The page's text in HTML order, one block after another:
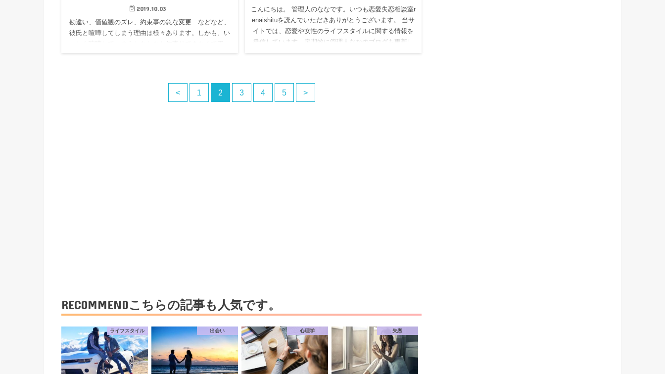
2019.10.03
勘違い、価値観のズレ、約束事の急な変更…などなど、
彼氏と喧嘩してしまう理由は様々あります。しかも、い
こんにちは。 管理人のななです。いつも恋愛失恋相談室r
enaishituを読んでいただきありがとうございます。 当サ
イトでは、恋愛や女性のライフスタイルに関する情報を
発信しています。定期的に管理人ななのブログも更新し
< 1 2 3 4 5 >
RECOMMENDこちらの記事も人気です。
ライフスタイル 出会い 心理学 失恋